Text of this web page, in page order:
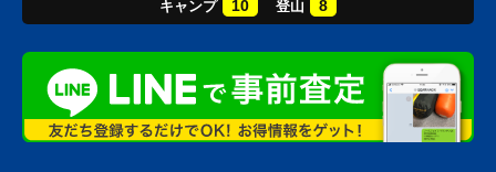
キャンプ 10 登山 8